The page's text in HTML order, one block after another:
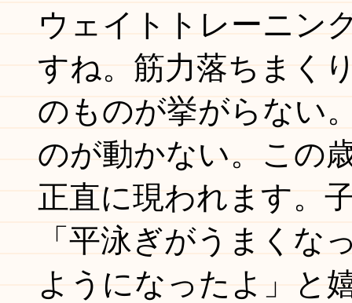
ウェイトトレーニン
すね。筋力落ちまく
のものが挙がらない
のが動かない。この
正直に現われます。
「平泳ぎがうまくな
ようになったよ」と